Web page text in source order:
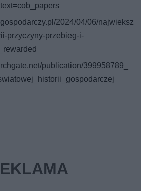
2024/04/06/najwieksz
przyczyny-przebieg-i-
publication/399958789_